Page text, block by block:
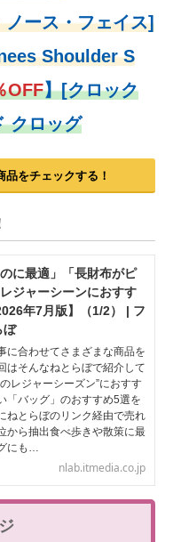
ノース・フェイス]
Shoulder S
OFF】[クロック
クロッグ
品をチェックする！
に最適」「長財布がピ
ジャーシーンにおすす
年7月版】（1/2） | フ
ぼ
に合わせてさまざまな商品を
はそんなねとらぼで紹介して
レジャーシーズン”におすす
「バッグ」のおすすめ5選を
ねとらぼのリンク経由で売れ
から抽出食べ歩きや散策に最
にも…
nlab.itmedia.co.jp